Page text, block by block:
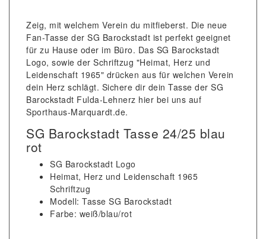
Zeig, mit welchem Verein du mitfieberst. Die neue
Fan-Tasse der SG Barockstadt ist perfekt geeignet
für zu Hause oder im Büro. Das SG Barockstadt
Logo, sowie der Schriftzug "Heimat, Herz und
Leidenschaft 1965" drücken aus für welchen Verein
dein Herz schlägt. Sichere dir dein Tasse der SG
Barockstadt Fulda-Lehnerz hier bei uns auf
Sporthaus-Marquardt.de.
SG Barockstadt Tasse 24/25 blau
rot
SG Barockstadt Logo
Heimat, Herz und Leidenschaft 1965
Schriftzug
Modell: Tasse SG Barockstadt
Farbe: weiß/blau/rot